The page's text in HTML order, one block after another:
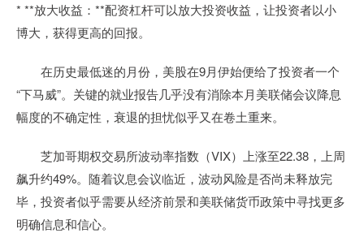
* **放大收益：**配资杠杆可以放大投资收益，让投资者以小
博大，获得更高的回报。
在历史最低迷的月份，美股在9月伊始便给了投资者一个
“下马威”。关键的就业报告几乎没有消除本月美联储会议降息
幅度的不确定性，衰退的担忧似乎又在卷土重来。
芝加哥期权交易所波动率指数（VIX）上涨至22.38，上周
飙升约49%。随着议息会议临近，波动风险是否尚未释放完
毕，投资者似乎需要从经济前景和美联储货币政策中寻找更多
明确信息和信心。